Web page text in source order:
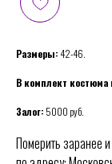
Размеры: 42-46.
В комплект костюма
Залог: 5000 руб.
Померить заранее